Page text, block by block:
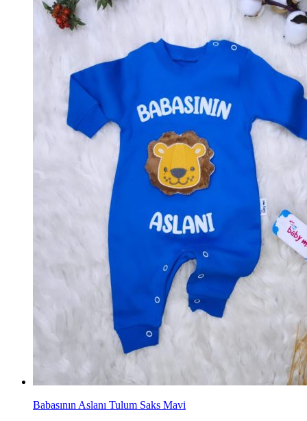
Babasının Aslanı Tulum Saks Mavi